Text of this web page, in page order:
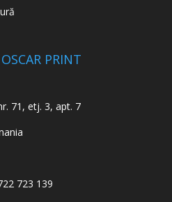
PRINT
71, etj. 3, apt. 7
723 139